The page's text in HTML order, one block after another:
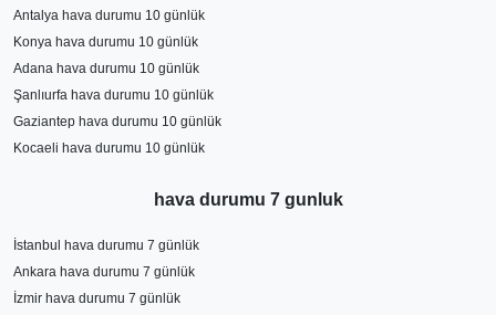
Antalya hava durumu 10 günlük
Konya hava durumu 10 günlük
Adana hava durumu 10 günlük
Şanlıurfa hava durumu 10 günlük
Gaziantep hava durumu 10 günlük
Kocaeli hava durumu 10 günlük
hava durumu 7 gunluk
İstanbul hava durumu 7 günlük
Ankara hava durumu 7 günlük
İzmir hava durumu 7 günlük